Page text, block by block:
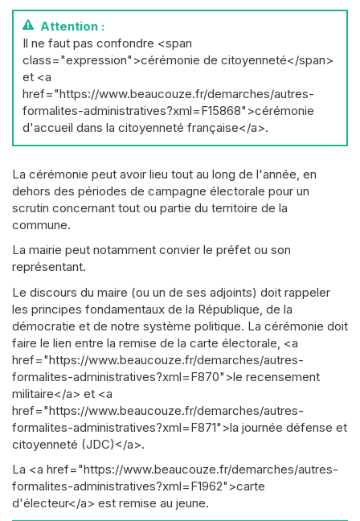
Attention :
Il ne faut pas confondre <span
class="expression">cérémonie de citoyenneté</span>
et <a
href="https://www.beaucouze.fr/demarches/autres-
formalites-administratives?xml=F15868">cérémonie
d'accueil dans la citoyenneté française</a>.
La cérémonie peut avoir lieu tout au long de l'année, en
dehors des périodes de campagne électorale pour un
scrutin concernant tout ou partie du territoire de la
commune.
La mairie peut notamment convier le préfet ou son
représentant.
Le discours du maire (ou un de ses adjoints) doit rappeler
les principes fondamentaux de la République, de la
démocratie et de notre système politique. La cérémonie doit
faire le lien entre la remise de la carte électorale, <a
href="https://www.beaucouze.fr/demarches/autres-
formalites-administratives?xml=F870">le recensement
militaire</a> et <a
href="https://www.beaucouze.fr/demarches/autres-
formalites-administratives?xml=F871">la journée défense et
citoyenneté (JDC)</a>.
La <a href="https://www.beaucouze.fr/demarches/autres-
formalites-administratives?xml=F1962">carte
d'électeur</a> est remise au jeune.